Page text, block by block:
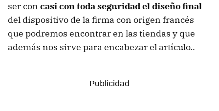
ser con casi con toda seguridad el diseño final
del dispositivo de la firma con origen francés
que podremos encontrar en las tiendas y que
además nos sirve para encabezar el artículo..